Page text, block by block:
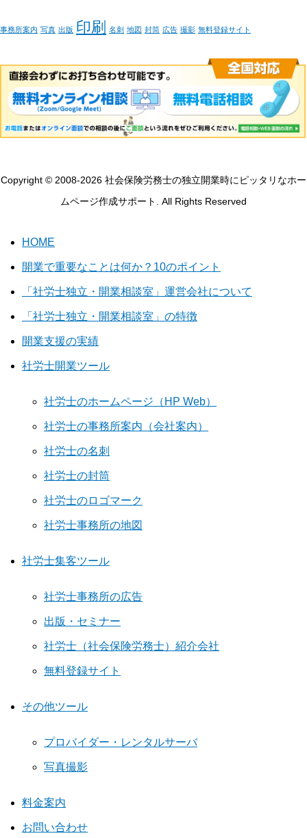
事務所案内 写真 出版 印刷 名刺 地図 封筒 広告 撮影 無料登録サイト
Copyright © 2008-2026 社会保険労務士の独立開業時にピッタリなホー
ムページ作成サポート. All Rights Reserved
HOME
開業で重要なことは何か？10のポイント
「社労士独立・開業相談室」運営会社について
「社労士独立・開業相談室」の特徴
開業支援の実績
社労士開業ツール
社労士のホームページ（HP Web）
社労士の事務所案内（会社案内）
社労士の名刺
社労士の封筒
社労士のロゴマーク
社労士事務所の地図
社労士集客ツール
社労士事務所の広告
出版・セミナー
社労士（社会保険労務士）紹介会社
無料登録サイト
その他ツール
プロバイダー・レンタルサーバ
写真撮影
料金案内
お問い合わせ